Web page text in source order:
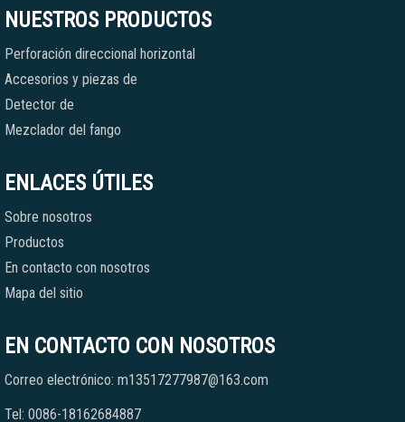
NUESTROS PRODUCTOS
Perforación direccional horizontal
Accesorios y piezas de
Detector de
Mezclador del fango
ENLACES ÚTILES
Sobre nosotros
Productos
En contacto con nosotros
Mapa del sitio
EN CONTACTO CON NOSOTROS
Correo electrónico: m13517277987@163.com
Tel: 0086-18162684887